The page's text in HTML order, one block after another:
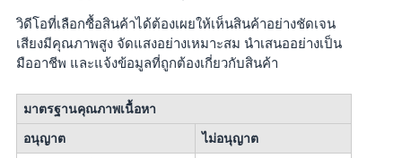
วิดีโอที่เลือกซื้อสินค้าได้ต้องเผยให้เห็นสินค้าอย่างชัดเจน
เสียงมีคุณภาพสูง จัดแสงอย่างเหมาะสม นำเสนออย่างเป็น
มืออาชีพ และแจ้งข้อมูลที่ถูกต้องเกี่ยวกับสินค้า
มาตรฐานคุณภาพเนื้อหา
อนุญาต
ไม่อนุญาต